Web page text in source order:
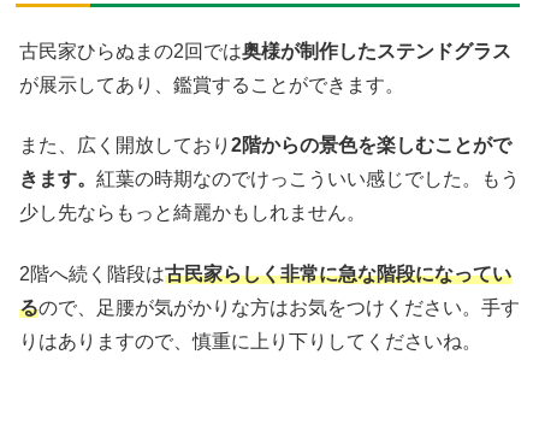
古民家ひらぬまの2回では奥様が制作したステンドグラス
が展示してあり、鑑賞することができます。
また、広く開放しており 2階からの景色を楽しむことがで
きます。 紅葉の時期なのでけっこういい感じでした。もう
少し先ならもっと綺麗かもしれません。
2階へ続く階段は古民家らしく非常に急な階段になってい
るので、足腰が気がかりな方はお気をつけください。手す
りはありますので、慎重に上り下りしてくださいね。